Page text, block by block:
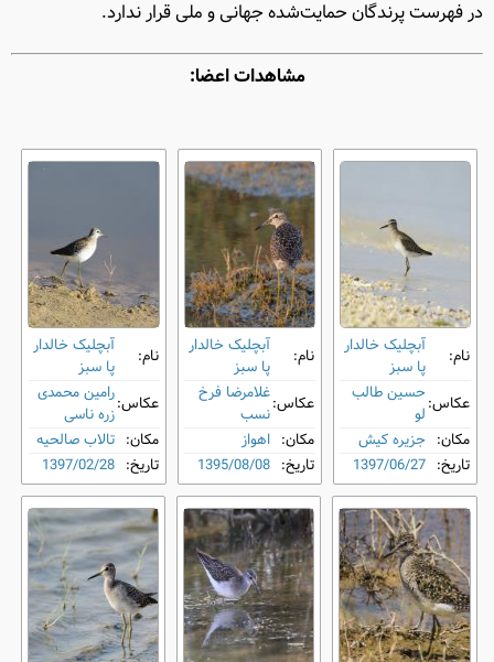
در فهرست پرندگان حمایت‌شده جهانی و ملی قرار ندارد.
مشاهدات اعضا:
نام:
آبچلیک خالدار
پا سبز
عکاس:حسین طالب
لو
مکان: جزیره کیش
تاریخ: 1397/06/27
نام:
آبچلیک خالدار
پا سبز
عکاس:غلامرضا فرخ
نسب
مکان: اهواز
تاریخ: 1395/08/08
نام:
آبچلیک خالدار
پا سبز
عکاس:رامین محمدی
زره ناسی
مکان: تالاب صالحیه
تاریخ: 1397/02/28